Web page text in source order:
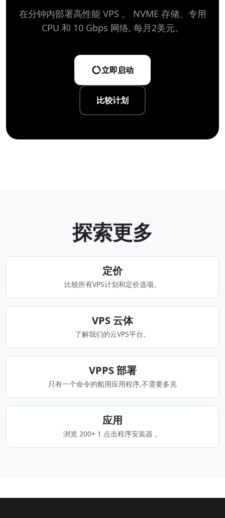
在分钟内部署高性能 VPS 。 NVME 存储、专用
CPU 和 10 Gbps 网络, 每月2美元。
立即启动
比较计划
探索更多
定价
比较所有VPS计划和定价选项。
VPS 云体
了解我们的云VPS平台。
VPPS 部署
只有一个命令的船用应用程序,不需要多克
应用
浏览 200+ 1 点击程序安装器 。